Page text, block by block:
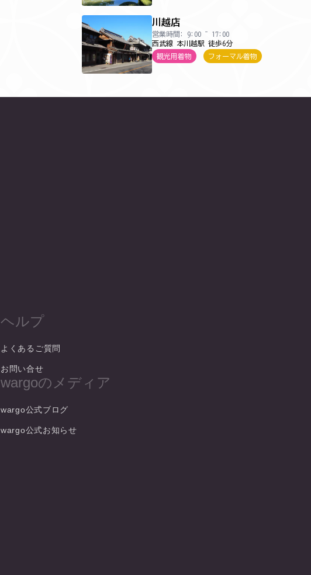
川越店
営業時間: 9:00 ~ 17:00
西武線 本川越駅 徒歩6分
観光用着物
フォーマル着物
ヘルプ
よくあるご質問
お問い合せ
wargoのメディア
wargo公式ブログ
wargo公式お知らせ